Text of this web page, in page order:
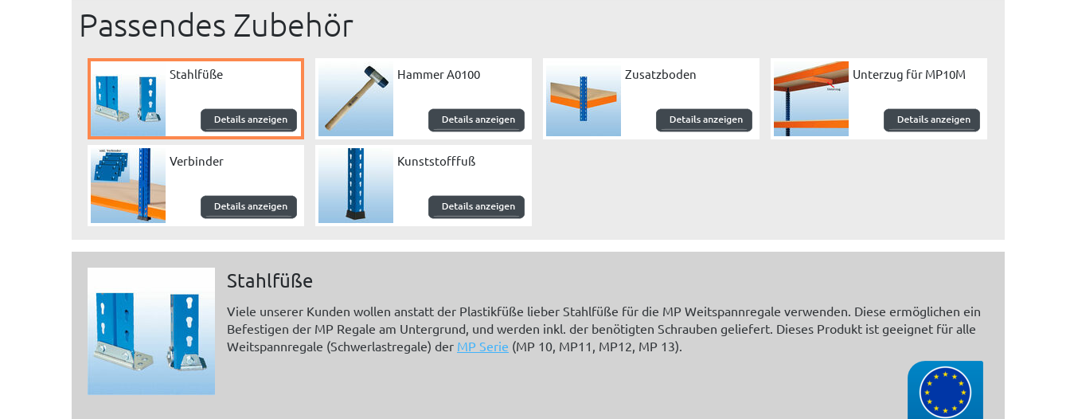
Passendes Zubehör
Stahlfüße Hammer A0100 Zusatzboden Unterzug für MP10M
Verbinder Kunststofffuß
Stahlfüße
Viele unserer Kunden wollen anstatt der Plastikfüße lieber Stahlfüße für die MP Weitspannregale verwenden. Diese ermöglichen ein
Befestigen der MP Regale am Untergrund, und werden inkl. der benötigten Schrauben geliefert. Dieses Produkt ist geeignet für alle
Weitspannregale (Schwerlastregale) der MP Serie (MP 10, MP11, MP12, MP 13).